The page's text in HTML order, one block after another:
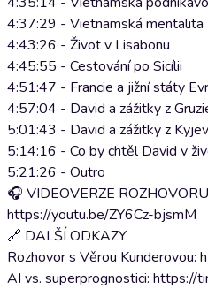
4:37:29 - Vietnamská mentalita
4:43:26 - Život v Lisabonu
4:45:55 - Cestování po Sicílii
4:51:47 - Francie a jižní státy
4:57:04 - David a zážitky z
5:01:43 - David a zážitky z
5:14:16 - Co by chtěl David v
5:21:26 - Outro
🎧 VIDEOVERZE ROZHOVORU
https://youtu.be/ZY6Cz-bjsmM
🔗 DALŠÍ ODKAZY
Rozhovor s Věrou Kunderovou:
AI vs. superprognostici: https://